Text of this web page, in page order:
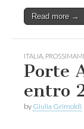
Read more →
ITALIA
Porte
entro
by Giulia Grimoldi